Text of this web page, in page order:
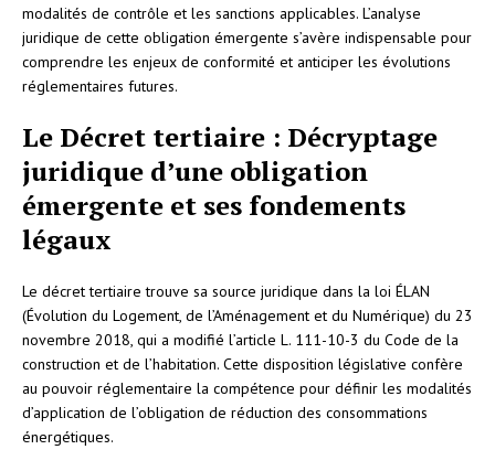
modalités de contrôle et les sanctions applicables. L’analyse
juridique de cette obligation émergente s’avère indispensable pour
comprendre les enjeux de conformité et anticiper les évolutions
réglementaires futures.
Le Décret tertiaire : Décryptage
juridique d’une obligation
émergente et ses fondements
légaux
Le décret tertiaire trouve sa source juridique dans la loi ÉLAN
(Évolution du Logement, de l’Aménagement et du Numérique) du 23
novembre 2018, qui a modifié l’article L. 111-10-3 du Code de la
construction et de l’habitation. Cette disposition législative confère
au pouvoir réglementaire la compétence pour définir les modalités
d’application de l’obligation de réduction des consommations
énergétiques.